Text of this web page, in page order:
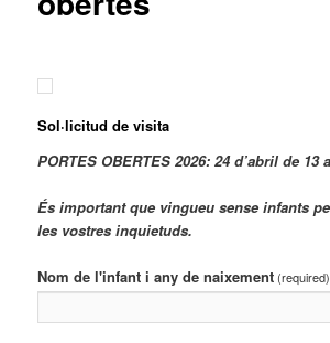
Sol·licitud de visita
PORTES OBERTES 2026: 24 d’abril de 13
És important que vingueu sense infants
les vostres inquietuds.
Nom de l'infant i any de naixement (required)